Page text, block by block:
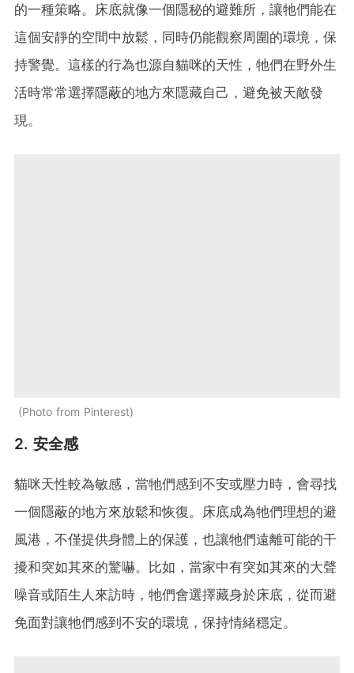
的一種策略。床底就像一個隱秘的避難所，讓牠們能在
這個安靜的空間中放鬆，同時仍能觀察周圍的環境，保
持警覺。這樣的行為也源自貓咪的天性，牠們在野外生
活時常常選擇隱蔽的地方來隱藏自己，避免被天敵發
現。
Photo from Pinterest
2. 安全感
貓咪天性較為敏感，當牠們感到不安或壓力時，會尋找
一個隱蔽的地方來放鬆和恢復。床底成為牠們理想的避
風港，不僅提供身體上的保護，也讓牠們遠離可能的干
擾和突如其來的驚嚇。比如，當家中有突如其來的大聲
噪音或陌生人來訪時，牠們會選擇藏身於床底，從而避
免面對讓牠們感到不安的環境，保持情緒穩定。